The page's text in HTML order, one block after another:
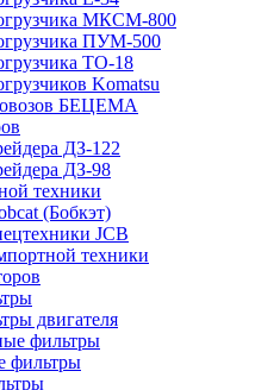
МКСМ-800
ПУМ-500
ТО-18
Komatsu
БЕЦЕМА
ДЗ-122
ДЗ-98
техники
(Бобкэт)
JCB
техники
двигателя
фильтры
фильтры